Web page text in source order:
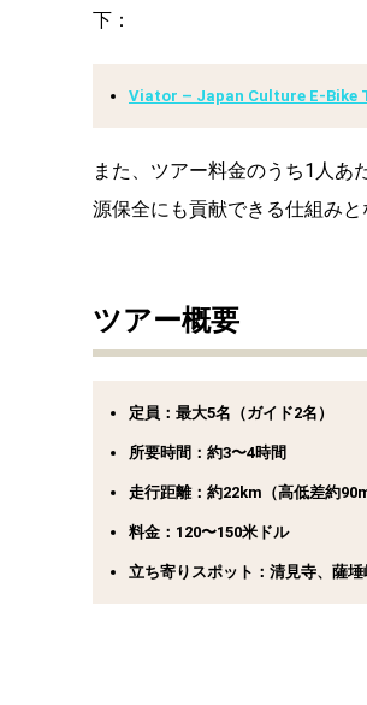
下：
Viator – Japan Culture E-Bike
また、ツアー料金のうち1人あ
源保全にも貢献できる仕組みと
ツアー概要
定員：最大5名（ガイド2名）
所要時間：約3〜4時間
走行距離：約22km（高低差約90m
料金：120〜150米ドル
立ち寄りスポット：清見寺、薩